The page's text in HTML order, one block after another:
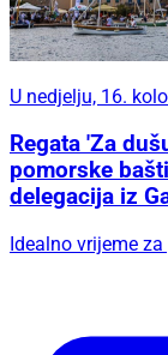
U nedjelju, 16.
Regata 'Za
pomorske
delegacija iz
Idealno vrijeme